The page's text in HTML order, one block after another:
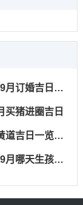
东方，此方
造、钻墙、
2025年九月
位九月为三
相生,需防口
...中宫方位本
吉日有哪几天
买猪进圈吉日
日一览表大全
生孩子比较好